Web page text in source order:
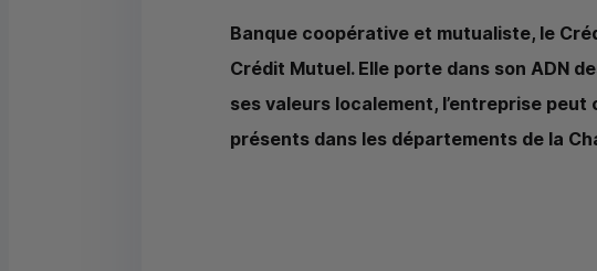
Banque coopérative et mutualiste, le
Crédit Mutuel. Elle porte dans son ADN
ses valeurs localement, l’entreprise
présents dans les départements de la